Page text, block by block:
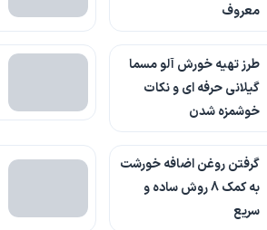
معروف
طرز تهیه خورش آلو مسما
گیلانی حرفه ای و نکات
خوشمزه شدن
گرفتن روغن اضافه خورشت
به کمک 8 روش ساده و
سریع